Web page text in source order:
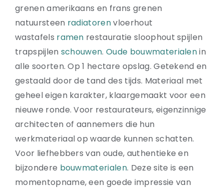
HEKWERK
KASTEN
BANKEN
BALKEN
RADIATOREN
BADEN
LAMPEN
KEUKENBLOKKEN
SCHOUWEN
TRAPPEN
PORSELEINEN BAKKEN
grenen amerikaans en frans grenen
natuursteen radiatorenvloerhout
wastafels ramen restauratie sloophout spijlen
trapspijlen schouwen.Oude bouwmaterialenin
alle soorten. Op 1 hectare opslag. Getekend en
gestaald door de tand des tijds. Materiaal met
geheel eigen karakter, klaargemaakt voor een
nieuwe ronde. Voor restaurateurs, eigenzinnige
architecten of aannemers die hun
werkmateriaal op waarde kunnen schatten.
Voor liefhebbers van oude, authentieke en
bijzondere bouwmaterialen. Deze site is een
momentopname, een goede impressie van